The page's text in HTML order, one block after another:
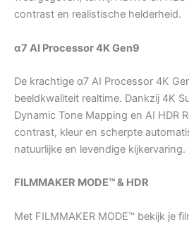
contrast en realistische helderheid.
α7 AI Processor 4K Gen9
De krachtige α7 AI Processor 4K
beeldkwaliteit realtime. Dankzij 4K
Dynamic Tone Mapping en AI HDR
contrast, kleur en scherpte
natuurlijke en levendige kijkervaring.
FILMMAKER MODE™ & HDR
Met FILMMAKER MODE™ bekijk je